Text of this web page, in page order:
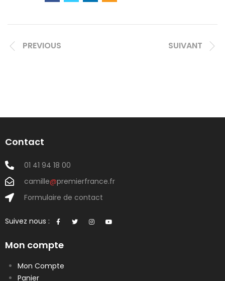
PREVIOUS SUIVANT
Contact
01 41 94 18 00
camille@premierfrance.fr
Formulaire de contact
Suivez nous :
Mon compte
Mon Compte
Panier